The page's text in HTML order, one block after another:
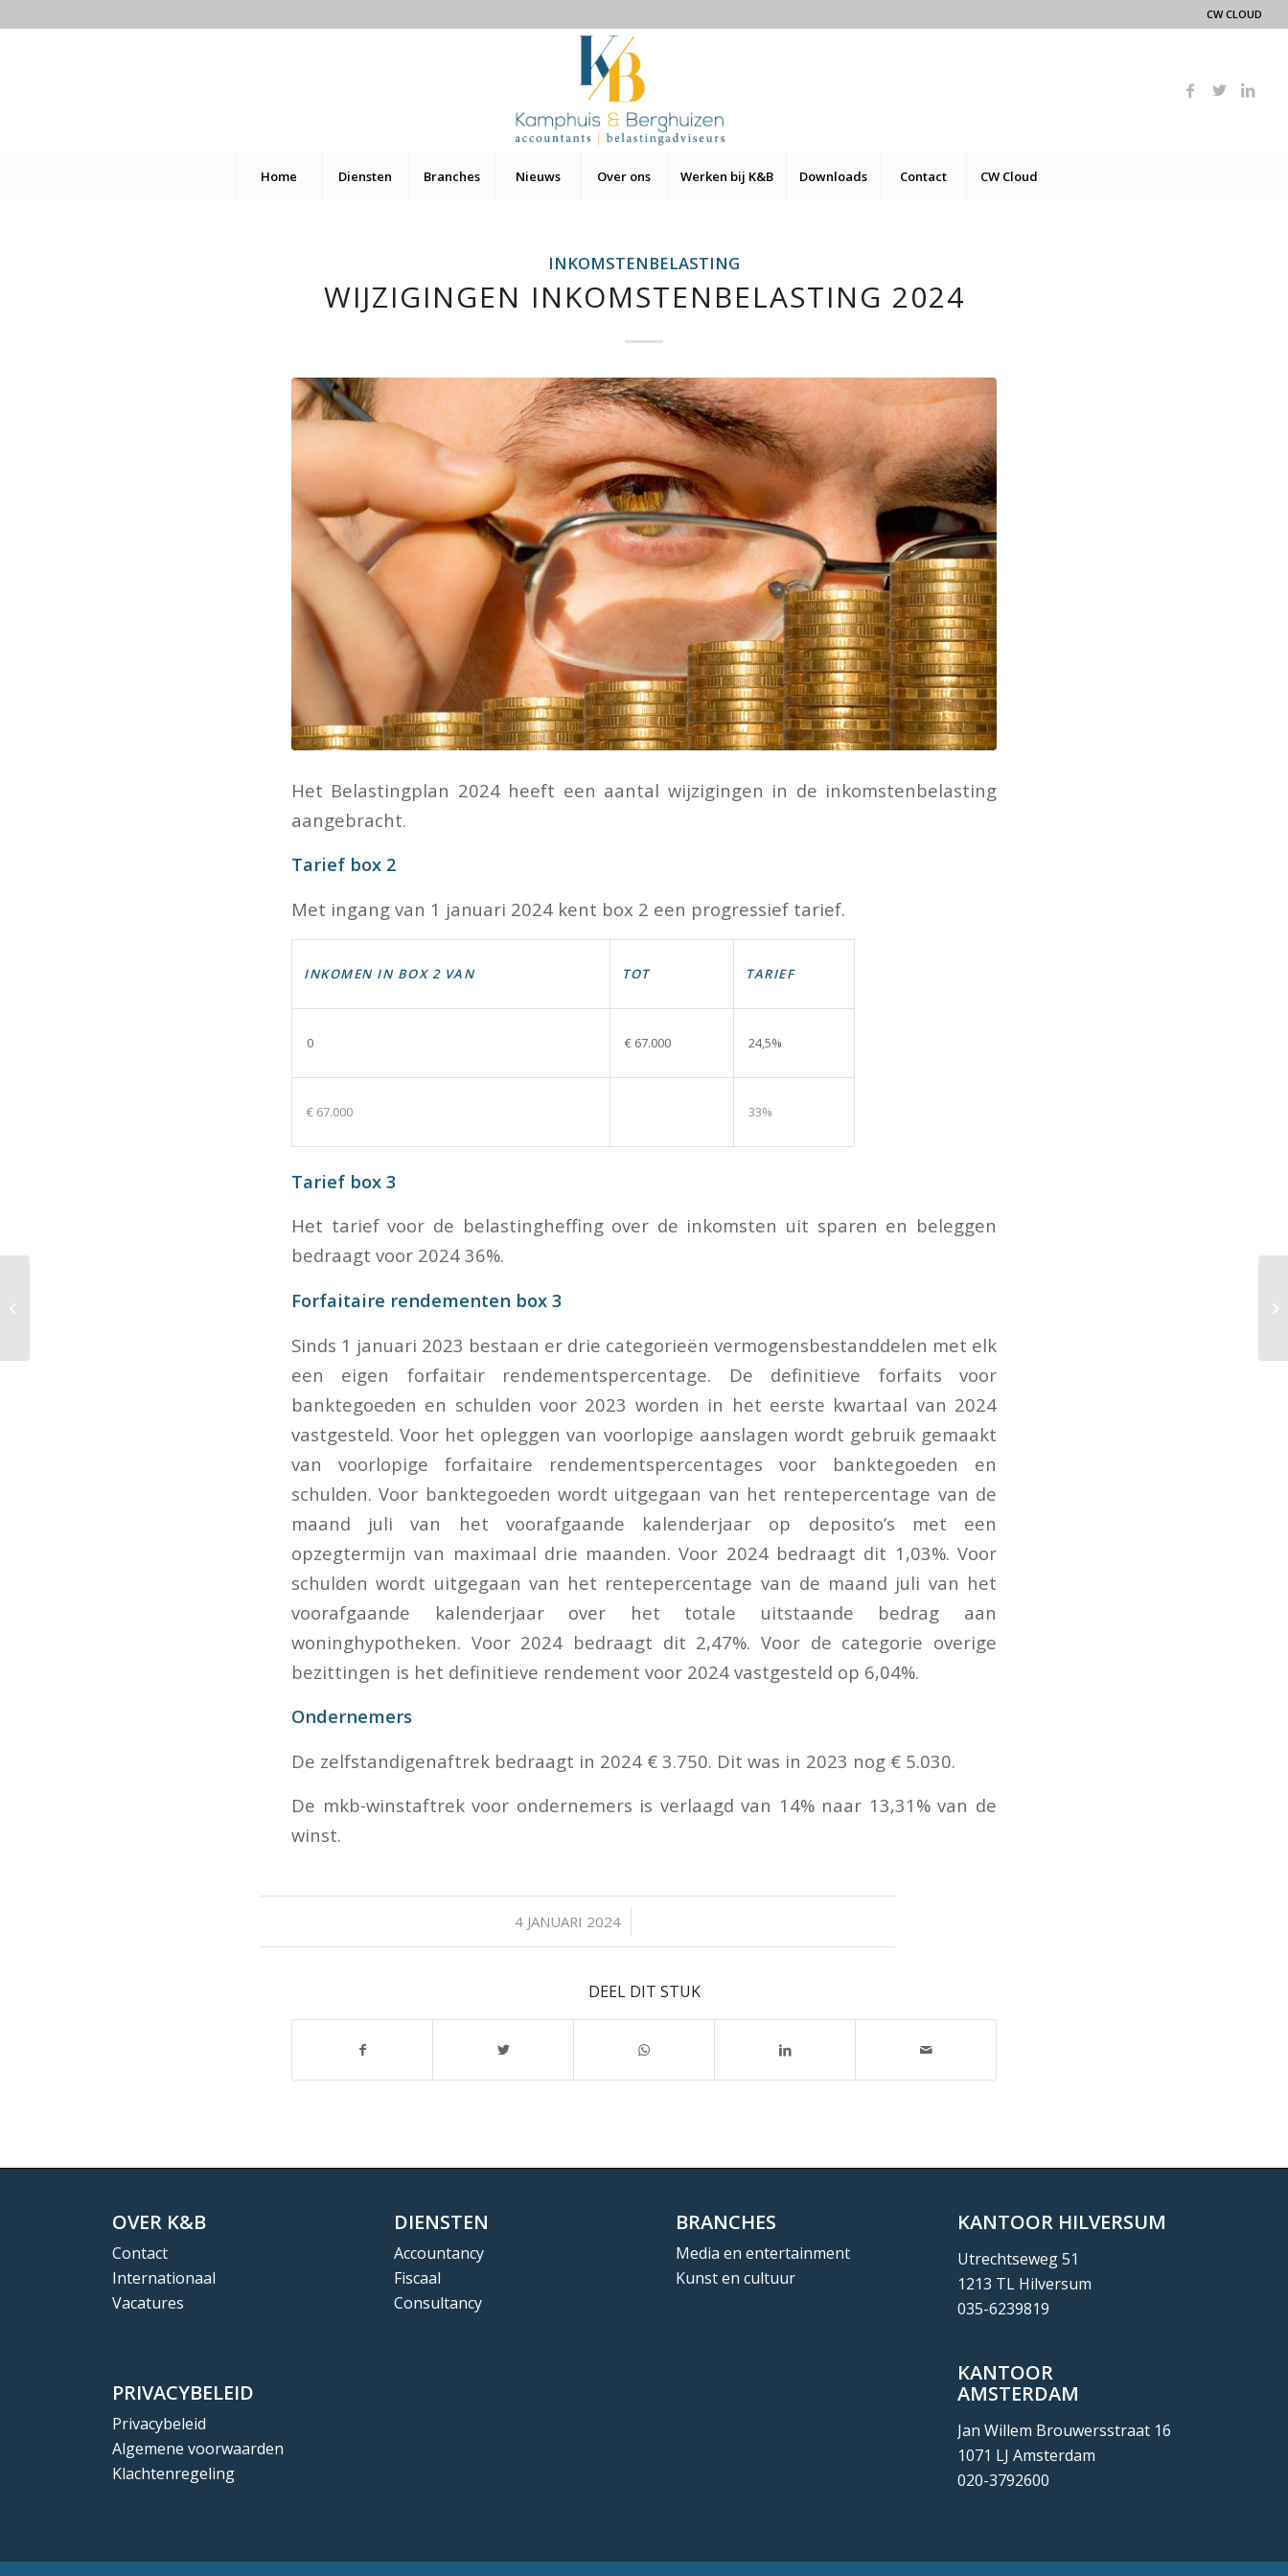
CW CLOUD
Home Diensten Branches Nieuws Over ons Werken bij K&B Downloads Contact CW Cloud
INKOMSTENBELASTING
WIJZIGINGEN INKOMSTENBELASTING 2024
Het Belastingplan 2024 heeft een aantal wijzigingen in de inkomstenbelasting
aangebracht.
Tarief box 2
Met ingang van 1 januari 2024 kent box 2 een progressief tarief.
INKOMEN IN BOX 2 VAN TOT TARIEF
0 € 67.000 24,5%
€ 67.000 33%
Tarief box 3
Het tarief voor de belastingheffing over de inkomsten uit sparen en beleggen
bedraagt voor 2024 36%.
Forfaitaire rendementen box 3
Sinds 1 januari 2023 bestaan er drie categorieën vermogensbestanddelen met elk
een eigen forfaitair rendementspercentage. De definitieve forfaits voor
banktegoeden en schulden voor 2023 worden in het eerste kwartaal van 2024
vastgesteld. Voor het opleggen van voorlopige aanslagen wordt gebruik gemaakt
van voorlopige forfaitaire rendementspercentages voor banktegoeden en
schulden. Voor banktegoeden wordt uitgegaan van het rentepercentage van de
maand juli van het voorafgaande kalenderjaar op deposito’s met een
opzegtermijn van maximaal drie maanden. Voor 2024 bedraagt dit 1,03%. Voor
schulden wordt uitgegaan van het rentepercentage van de maand juli van het
voorafgaande kalenderjaar over het totale uitstaande bedrag aan
woninghypotheken. Voor 2024 bedraagt dit 2,47%. Voor de categorie overige
bezittingen is het definitieve rendement voor 2024 vastgesteld op 6,04%.
Ondernemers
De zelfstandigenaftrek bedraagt in 2024 € 3.750. Dit was in 2023 nog € 5.030.
De mkb-winstaftrek voor ondernemers is verlaagd van 14% naar 13,31% van de
winst.
4 JANUARI 2024
/
DEEL DIT STUK
OVER K&B
Contact
Internationaal
Vacatures
PRIVACYBELEID
Privacybeleid
Algemene voorwaarden
Klachtenregeling
DIENSTEN
Accountancy
Fiscaal
Consultancy
BRANCHES
Media en entertainment
Kunst en cultuur
KANTOOR HILVERSUM
Utrechtseweg 51
1213 TL Hilversum
035-6239819
KANTOOR
AMSTERDAM
Jan Willem Brouwersstraat 16
1071 LJ Amsterdam
020-3792600